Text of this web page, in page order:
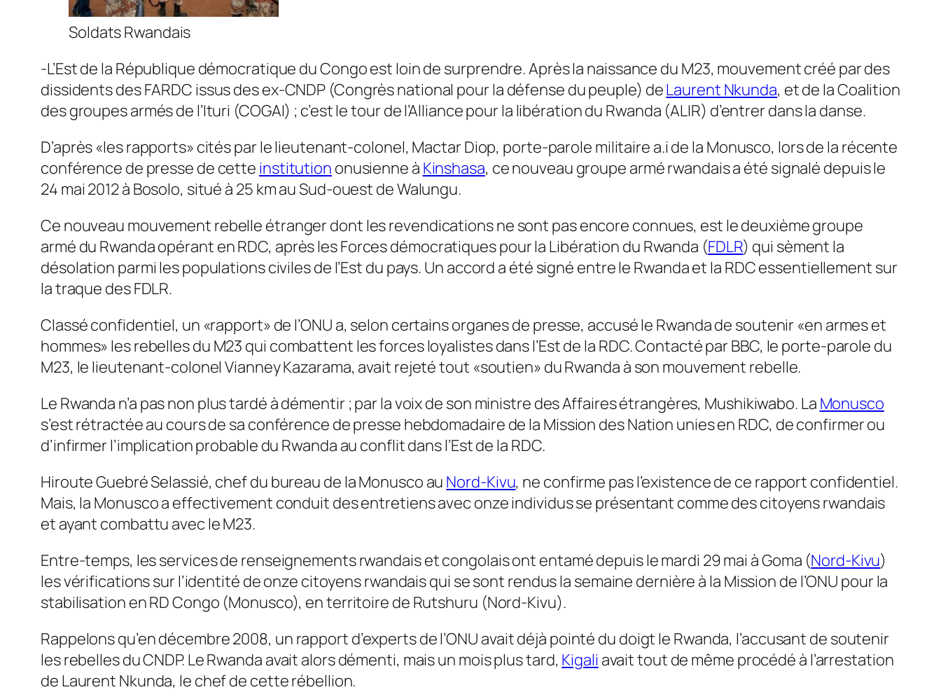
Soldats Rwandais
-L’Est de la République démocratique du Congo est loin de surprendre. Après la naissance du M23, mouvement créé par des
dissidents des FARDC issus des ex-CNDP (Congrès national pour la défense du peuple) deLaurent Nkunda, et de la Coalition
des groupes armés de l’Ituri (COGAI) ; c’est le tour de l’Alliance pour la libération du Rwanda (ALIR) d’entrer dans la danse.
D’après «les rapports» cités par le lieutenant-colonel, Mactar Diop, porte-parole militaire a.i de la Monusco, lors de la récente
conférence de presse de cette institution onusienne à Kinshasa, ce nouveau groupe armé rwandais a été signalé depuis le
24 mai 2012 à Bosolo, situé à 25 km au Sud-ouest de Walungu.
Ce nouveau mouvement rebelle étranger dont les revendications ne sont pas encore connues, est le deuxième groupe
armé du Rwanda opérant en RDC, après les Forces démocratiques pour la Libération du Rwanda (FDLR) qui sèment la
désolation parmi les populations civiles de l’Est du pays. Un accord a été signé entre le Rwanda et la RDC essentiellement sur
la traque des FDLR.
Classé confidentiel, un «rapport» de l’ONU a, selon certains organes de presse, accusé le Rwanda de soutenir «en armes et
hommes» les rebelles du M23 qui combattent les forces loyalistes dans l’Est de la RDC. Contacté par BBC, le porte-parole du
M23, le lieutenant-colonel Vianney Kazarama, avait rejeté tout «soutien» du Rwanda à son mouvement rebelle.
Le Rwanda n’a pas non plus tardé à démentir ; par la voix de son ministre des Affaires étrangères, Mushikiwabo. La Monusco
s’est rétractée au cours de sa conférence de presse hebdomadaire de la Mission des Nation unies en RDC, de confirmer ou
d’infirmer l’implication probable du Rwanda au conflit dans l’Est de la RDC.
Hiroute Guebré Selassié, chef du bureau de la Monusco au Nord-Kivu, ne confirme pas l’existence de ce rapport confidentiel.
Mais, la Monusco a effectivement conduit des entretiens avec onze individus se présentant comme des citoyens rwandais
et ayant combattu avec le M23.
Entre-temps, les services de renseignements rwandais et congolais ont entamé depuis le mardi 29 mai à Goma (Nord-Kivu)
les vérifications sur l’identité de onze citoyens rwandais qui se sont rendus la semaine dernière à la Mission de l’ONU pour la
stabilisation en RD Congo (Monusco), en territoire de Rutshuru (Nord-Kivu).
Rappelons qu’en décembre 2008, un rapport d’experts de l’ONU avait déjà pointé du doigt le Rwanda, l’accusant de soutenir
les rebelles du CNDP. Le Rwanda avait alors démenti, mais un mois plus tard, Kigali avait tout de même procédé à l’arrestation
de Laurent Nkunda, le chef de cette rébellion.